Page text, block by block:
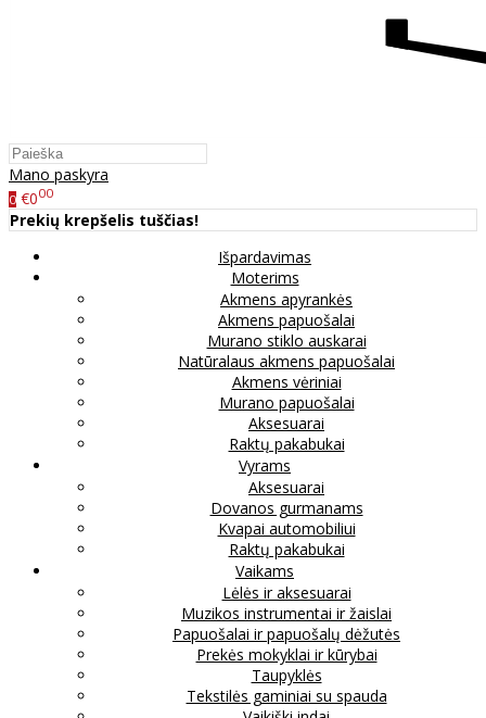
Mano paskyra
0 €000
Prekių krepšelis tuščias!
Išpardavimas
Moterims
Akmens apyrankės
Akmens papuošalai
Murano stiklo auskarai
Natūralaus akmens papuošalai
Akmens vėriniai
Murano papuošalai
Aksesuarai
Raktų pakabukai
Vyrams
Aksesuarai
Dovanos gurmanams
Kvapai automobiliui
Raktų pakabukai
Vaikams
Lėlės ir aksesuarai
Muzikos instrumentai ir žaislai
Papuošalai ir papuošalų dėžutės
Prekės mokyklai ir kūrybai
Taupyklės
Tekstilės gaminiai su spauda